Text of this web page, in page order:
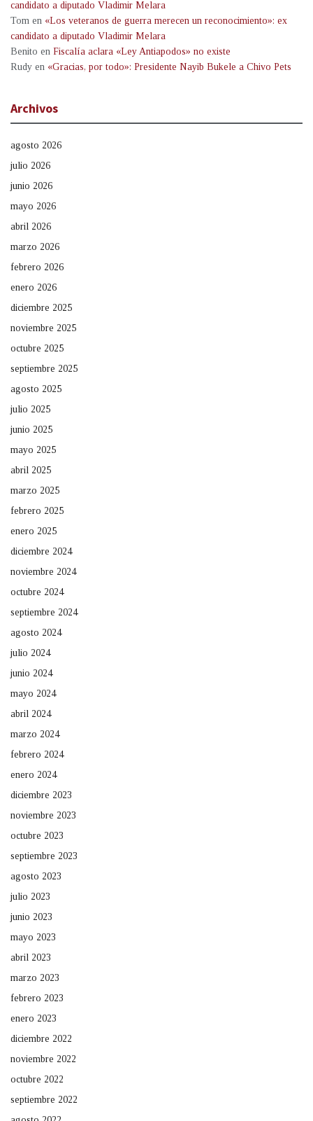
candidato a diputado Vladimir Melara
Tom en «Los veteranos de guerra merecen un reconocimiento»: ex
candidato a diputado Vladimir Melara
Benito en Fiscalía aclara «Ley Antiapodos» no existe
Rudy en «Gracias, por todo»: Presidente Nayib Bukele a Chivo Pets
Archivos
agosto 2026
julio 2026
junio 2026
mayo 2026
abril 2026
marzo 2026
febrero 2026
enero 2026
diciembre 2025
noviembre 2025
octubre 2025
septiembre 2025
agosto 2025
julio 2025
junio 2025
mayo 2025
abril 2025
marzo 2025
febrero 2025
enero 2025
diciembre 2024
noviembre 2024
octubre 2024
septiembre 2024
agosto 2024
julio 2024
junio 2024
mayo 2024
abril 2024
marzo 2024
febrero 2024
enero 2024
diciembre 2023
noviembre 2023
octubre 2023
septiembre 2023
agosto 2023
julio 2023
junio 2023
mayo 2023
abril 2023
marzo 2023
febrero 2023
enero 2023
diciembre 2022
noviembre 2022
octubre 2022
septiembre 2022